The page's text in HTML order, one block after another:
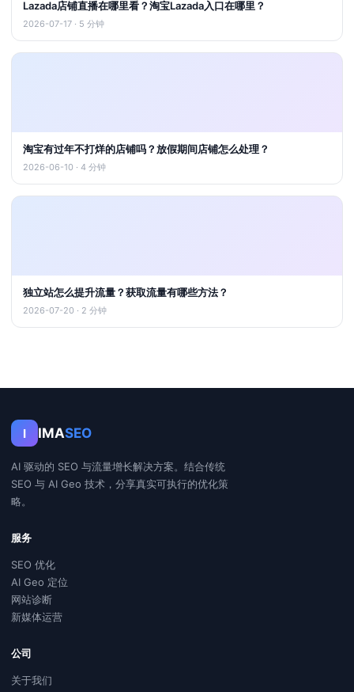
Lazada店铺直播在哪里看？淘宝Lazada入口在哪里？
2026-07-17 · 5 分钟
淘宝有过年不打烊的店铺吗？放假期间店铺怎么处理？
2026-06-10 · 4 分钟
独立站怎么提升流量？获取流量有哪些方法？
2026-07-20 · 2 分钟
I IMASEO
AI 驱动的 SEO 与流量增长解决方案。结合传统
SEO 与 AI Geo 技术，分享真实可执行的优化策
略。
服务
SEO 优化
AI Geo 定位
网站诊断
新媒体运营
公司
关于我们